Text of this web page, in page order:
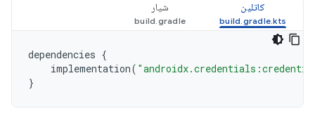
کاتلین شیار
dependencies {
implementation(
}